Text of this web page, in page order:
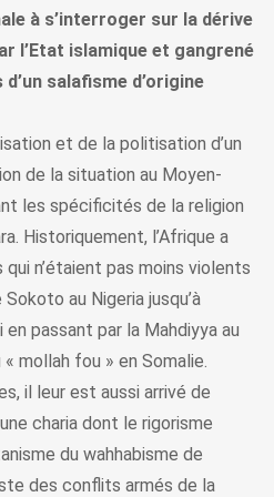
à s’interroger sur la dérive
l’Etat islamique et gangrené
salafisme d’origine
et de la politisation d’un
de la situation au Moyen-
les spécificités de la religion
Historiquement, l’Afrique a
n’étaient pas moins violents
Sokoto au Nigeria jusqu’à
en passant par la Mahdiyya au
mollah fou » en Somalie.
il leur est aussi arrivé de
charia dont le rigorisme
du wahhabisme de
des conflits armés de la